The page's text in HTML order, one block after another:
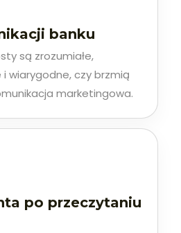
banku
są zrozumiałe,
wiarygodne, czy brzmią
marketingowa.
po przeczytaniu